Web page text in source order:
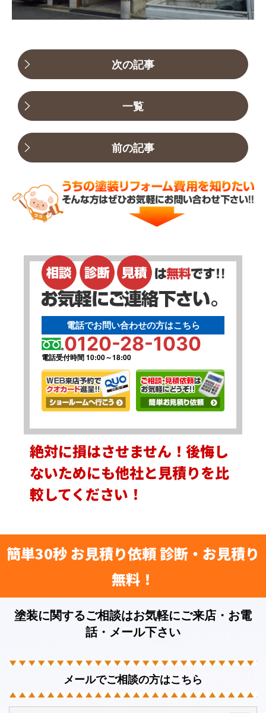
初めての方へ
評判の声
おすすめの塗装メニュー
次の記事
一覧
前の記事
電話でお問い合わせの方はこちら
0120-28-1030
電話受付時間 10:00～18:00
絶対に損はさせません！後悔し
ないためにも他社と見積りを比
較してください！
簡単30秒 お見積り依頼 診断・お見積り
無料！
塗装に関するご相談はお気軽にご来店・お電
話・メール下さい
メールでご相談の方はこちら